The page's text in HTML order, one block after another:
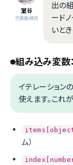
室谷
代表取締役
出の
ード
いと
組み込み変
イテレーション
使えます。これ
ム）